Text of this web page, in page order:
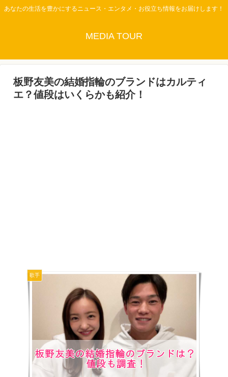
あなたの生活を豊かにするニュース・エンタメ・お役立ち情報をお届けします！
MEDIA TOUR
板野友美の結婚指輪のブランドはカルティ
エ？値段はいくらかも紹介！
歌手